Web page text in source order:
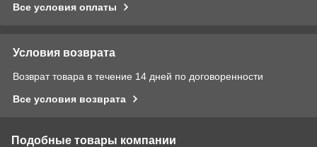
Все условия оплаты
Условия возврата
Возврат товара в течение 14 дней по договоренности
Все условия возврата
Подобные товары компании